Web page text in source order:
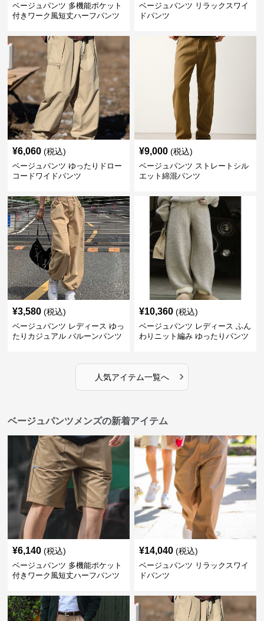
ベージュパンツ 多機能ポケット
付きワーク風短丈ハーフパンツ
ベージュパンツ リラックスワイ
ドパンツ
¥6,060 (税込)
ベージュパンツ ゆったりドロー
コードワイドパンツ
¥9,000 (税込)
ベージュパンツ ストレートシル
エット綿混パンツ
¥3,580 (税込)
ベージュパンツ レディース ゆっ
たりカジュアル バルーンパンツ
¥10,360 (税込)
ベージュパンツ レディース ふん
わりニット編み ゆったりパンツ
人気アイテム一覧へ ›
ベージュパンツメンズの新着アイテム
¥6,140 (税込)
ベージュパンツ 多機能ポケット
付きワーク風短丈ハーフパンツ
¥14,040 (税込)
ベージュパンツ リラックスワイ
ドパンツ